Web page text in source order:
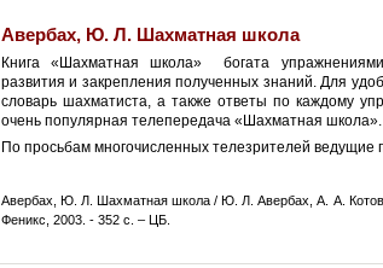
Авербах, Ю. Л. Шахматная школа
Книга «Шахматная школа» богата
развития и закрепления полученных знаний. Для
словарь шахматиста, а также ответы по каждому
очень популярная телепередача «Шахматная школа».
По просьбам многочисленных телезрителей ведущие
Авербах, Ю. Л. Шахматная школа / Ю. Л. Авербах, А. А.
Феникс, 2003. - 352 с. – ЦБ.